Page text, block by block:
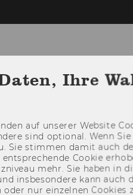
INTRANET
Ihre
auf un­se­rer Web­site
sind op­tio­nal. Wenn
Sie stim­men damit auch
Coo­kie
mehr. Sie haben in
ins­be­son­de­re kann auch
oder nur ein­zel­nen